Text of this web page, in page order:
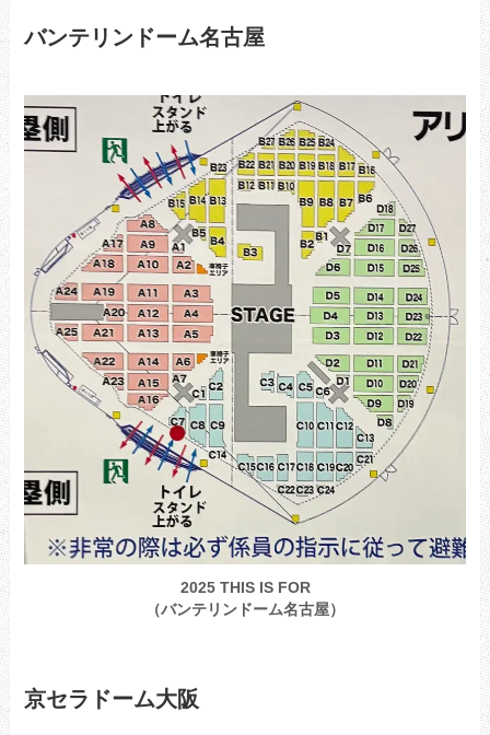
バンテリンドーム名古屋
2025 THIS IS FOR
（バンテリンドーム名古屋）
京セラドーム大阪